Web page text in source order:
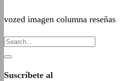
vozed imagen columna reseñas
Suscríbete al